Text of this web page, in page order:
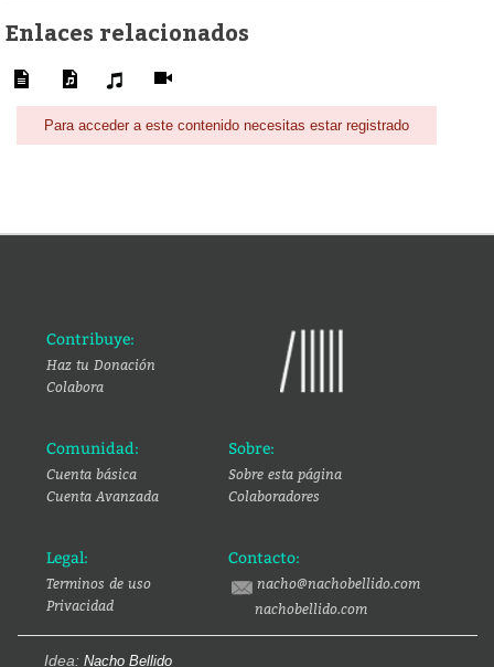
Enlaces relacionados
Para acceder a este contenido necesitas estar registrado
Contribuye:
Haz tu Donación
Colabora
Comunidad:
Cuenta básica
Cuenta Avanzada
Sobre:
Sobre esta página
Colaboradores
Legal:
Terminos de uso
Privacidad
Contacto:
nacho@nachobellido.com
nachobellido.com
Idea: Nacho Bellido